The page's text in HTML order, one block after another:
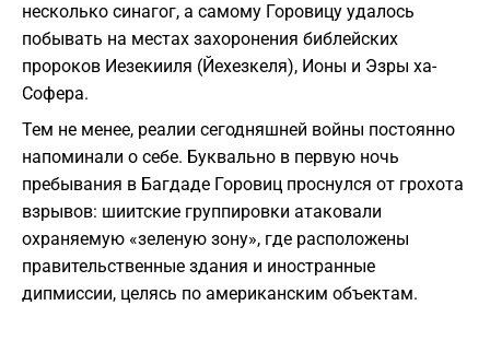
несколько синагог, а самому Горовицу удалось
побывать на местах захоронения библейских
пророков Иезекииля (Йехезкеля), Ионы и Эзры ха-
Софера.
​Тем не менее, реалии сегодняшней войны постоянно
напоминали о себе. Буквально в первую ночь
пребывания в Багдаде Горовиц проснулся от грохота
взрывов: шиитские группировки атаковали
охраняемую «зеленую зону», где расположены
правительственные здания и иностранные
дипмиссии, целясь по американским объектам.